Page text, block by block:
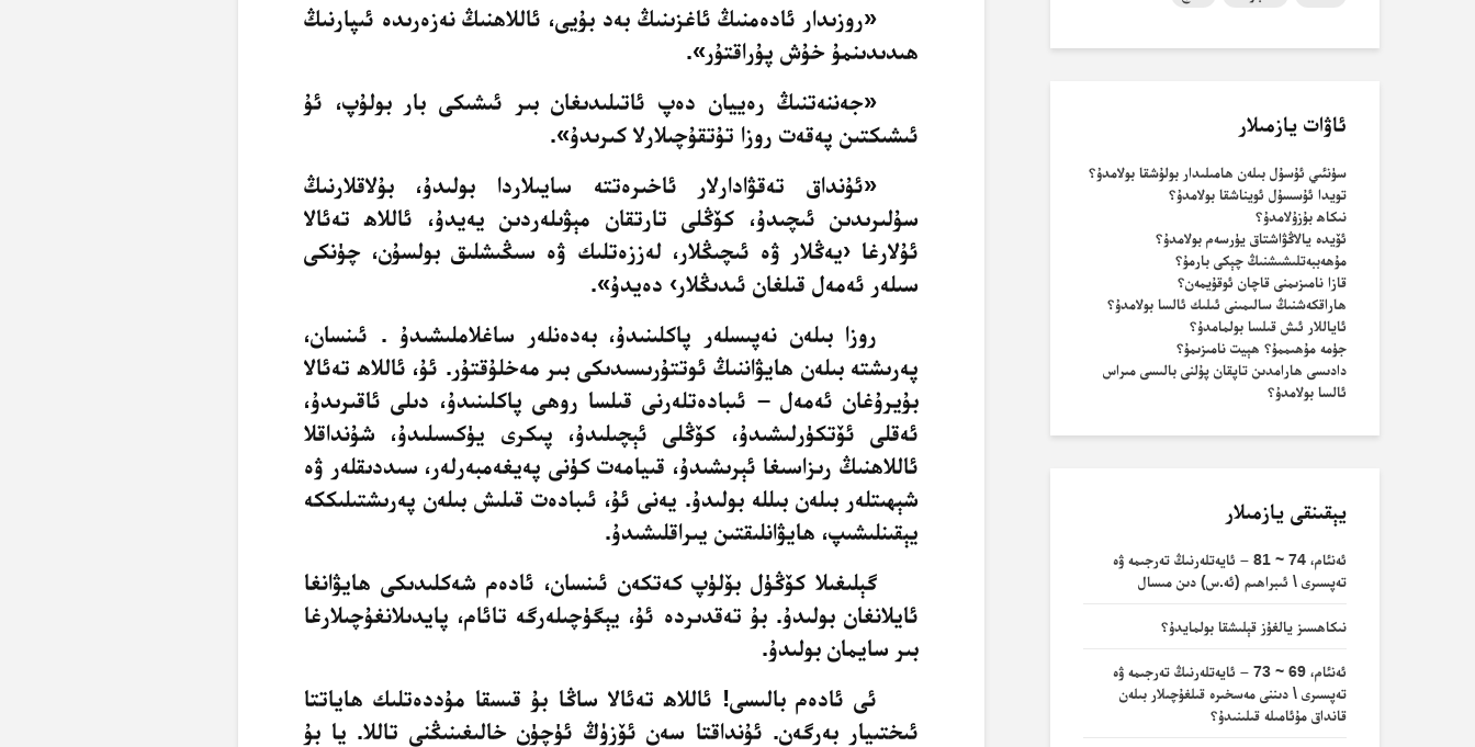
«روزىدار ئادەمنىڭ ئاغزىنىڭ بەد بۇيى، ئاللاھنىڭ نەزەرىدە ئىپارنىڭ
ھىدىدىنمۇ خۇش پۇراقتۇر».
«جەننەتنىڭ رەييان دەپ ئاتىلىدىغان بىر ئىشىكى بار بولۇپ، ئۇ
ئىشىكتىن پەقەت روزا تۇتقۇچىلارلا كىرىدۇ».
«ئۇنداق تەقۋادارلار ئاخىرەتتە سايىلاردا بولىدۇ، بۇلاقلارنىڭ
سۇلىرىدىن ئىچىدۇ، كۆڭلى تارتقان مېۋىلەردىن يەيدۇ، ئاللاھ تەئالا
ئۇلارغا ‹يەڭلار ۋە ئىچىڭلار، لەززەتلىك ۋە سىڭىشلىق بولسۇن، چۈنكى
سىلەر ئەمەل قىلغان ئىدىڭلار› دەيدۇ».
روزا بىلەن نەپىسلەر پاكلىنىدۇ، بەدەنلەر ساغلاملىشىدۇ . ئىنسان،
پەرىشتە بىلەن ھايۋاننىڭ ئوتتۇرىسىدىكى بىر مەخلۇقتۇر. ئۇ، ئاللاھ تەئالا
بۇيرۇغان ئەمەل – ئىبادەتلەرنى قىلسا روھى پاكلىنىدۇ، دىلى ئاقىرىدۇ،
ئەقلى ئۆتكۈرلىشىدۇ، كۆڭلى ئېچىلىدۇ، پىكرى يۈكسىلىدۇ، شۇنداقلا
ئاللاھنىڭ رىزاسىغا ئېرىشىدۇ، قىيامەت كۈنى پەيغەمبەرلەر، سىددىقلەر ۋە
شېھىتلەر بىلەن بىللە بولىدۇ. يەنى ئۇ، ئىبادەت قىلىش بىلەن پەرىشتىلىككە
يېقىنلىشىپ، ھايۋانلىقتىن يىراقلىشىدۇ.
گېلىغىلا كۆڭۈل بۆلۈپ كەتكەن ئىنسان، ئادەم شەكلىدىكى ھايۋانغا
ئايلانغان بولىدۇ. بۇ تەقدىردە ئۇ، يېگۈچىلەرگە تائام، پايدىلانغۇچىلارغا
بىر سايمان بولىدۇ.
ئى ئادەم بالىسى! ئاللاھ تەئالا ساڭا بۇ قىسقا مۇددەتلىك ھاياتتا
ئىختىيار بەرگەن. ئۇنداقتا سەن ئۆزۈڭ ئۈچۈن خالىغىنىڭنى تاللا. يا بۇ
ئاۋات يازمىلار
سۈنئىي ئۇسۇل بىلەن ھامىلىدار بولۇشقا بولامدۇ؟
تويدا ئۇسسۇل ئويناشقا بولامدۇ؟
نىكاھ بۇزۇلامدۇ؟
ئۆيدە يالاڭۋاشتاق يۈرسەم بولامدۇ؟
مۇھەببەتلىشىشنىڭ چېكى بارمۇ؟
قازا نامىزىمنى قاچان ئوقۇيمەن؟
ھاراقكەشنىڭ سالىمىنى ئىلىك ئالسا بولامدۇ؟
ئاياللار ئىش قىلسا بولمامدۇ؟
جۈمە مۇھىممۇ؟ ھېيت نامىزىمۇ؟
دادىسى ھارامدىن تاپقان پۇلنى بالىسى مىراس
ئالسا بولامدۇ؟
يېقىنقى يازمىلار
ئەنئام، 74 ~ 81 – ئايەتلەرنىڭ تەرجىمە ۋە
تەپسىرى \ ئىبراھىم (ئە.س) دىن مىسال
نىكاھسىز يالغۇز قېلىشقا بولمايدۇ؟
ئەنئام، 69 ~ 73 – ئايەتلەرنىڭ تەرجىمە ۋە
تەپسىرى \ دىننى مەسخىرە قىلغۇچىلار بىلەن
قانداق مۇئامىلە قىلىنىدۇ؟